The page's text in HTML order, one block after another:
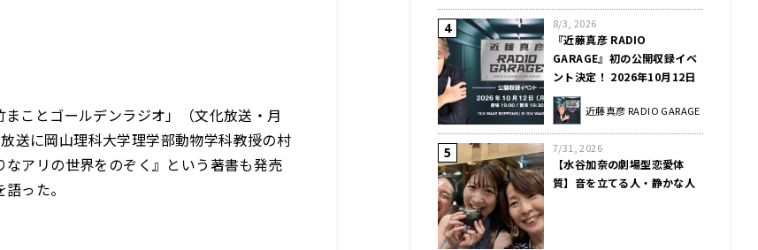
ことゴールデンラジオ」（文化放送・月
送に岡山理科大学理学部動物学科教授の村
アリの世界をのぞく』という著書も発売
った。
8/3, 2026
『近藤真彦 RADIO
GARAGE』初の公開収録イベ
ント決定！ 2026年10月12日
（月・祝）SIX WAKE
ROPPONGIにて開催
近藤真彦 RADIO GARAGE
7/31, 2026
【水谷加奈の劇場型恋愛体
質】音を立てる人・静かな人